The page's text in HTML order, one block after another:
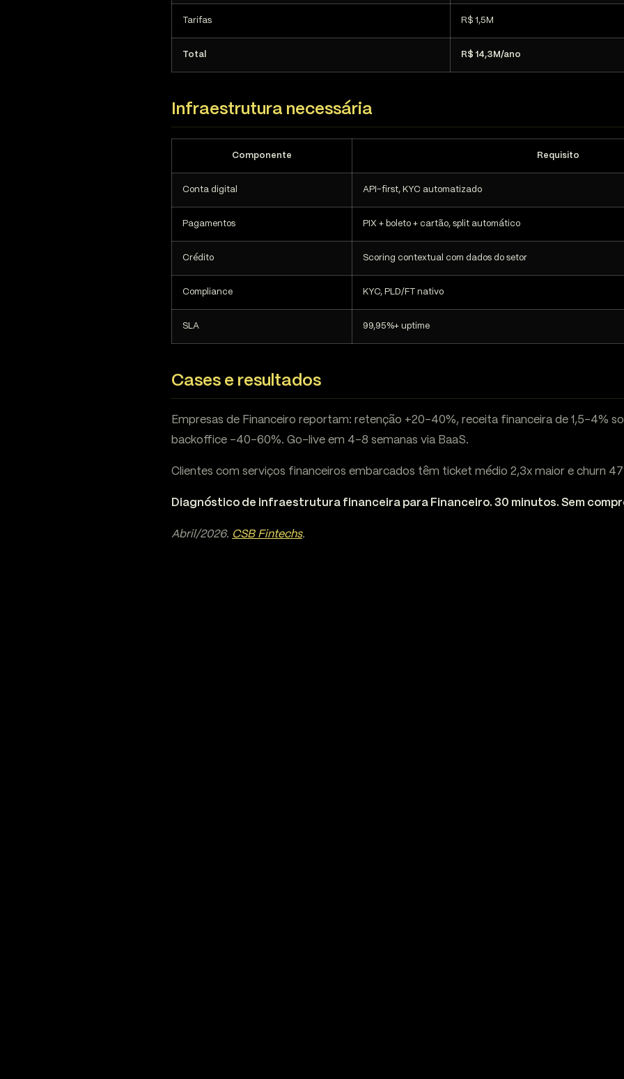
Tarifas R$ 1,5M
Total R$ 14,3M/ano
Infraestrutura necessária
Componente Requisito
Conta digital API-first, KYC automatizado
Pagamentos PIX + boleto + cartão, split automático
Crédito Scoring contextual com dados do setor
Compliance KYC, PLD/FT nativo
SLA 99,95%+ uptime
Cases e resultados
Empresas de Financeiro reportam: retenção +20-40%, receita financeira de 1,5-4%
backoffice -40-60%. Go-live em 4-8 semanas via BaaS.
Clientes com serviços financeiros embarcados têm ticket médio 2,3x maior e churn
Diagnóstico de infraestrutura financeira para Financeiro. 30 minutos. Sem
Abril/2026. CSB Fintechs.